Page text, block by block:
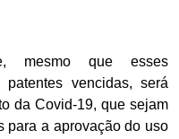
mesmo que esses
vencidas, será
da Covid-19, que sejam
para a aprovação do uso